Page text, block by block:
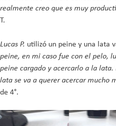
realmente creo que es muy
T.
Lucas P. utilizó un peine y una lata
peine, en mi caso fue con el pelo,
peine cargado y acercarlo a la lata.
lata se va a querer acercar mucho
de 4°.